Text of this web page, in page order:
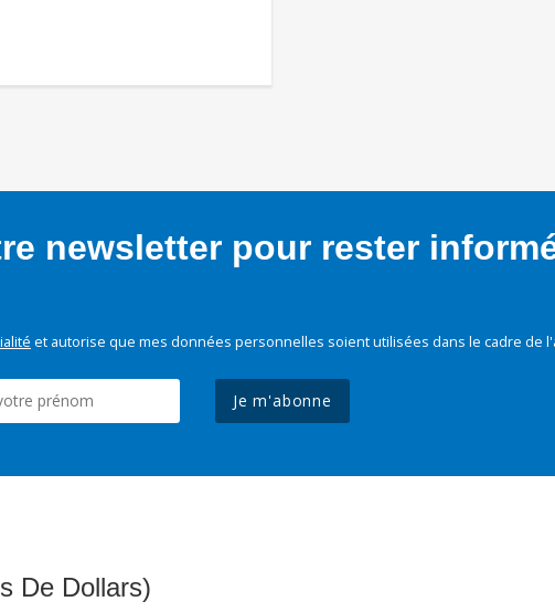
newsletter pour rester
et autorise que mes données personnelles soient utilisées dans le cadre de
Je m'abonne
De Dollars)